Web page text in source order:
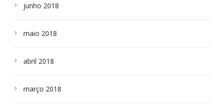
junho 2018
maio 2018
abril 2018
março 2018